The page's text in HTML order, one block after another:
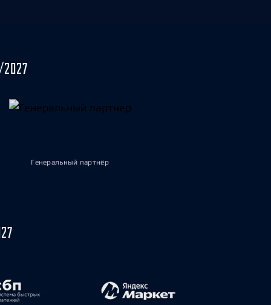
Генеральный партнёр